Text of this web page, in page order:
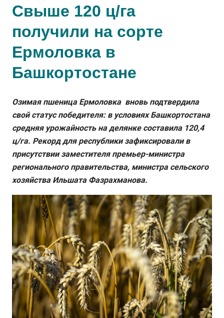
Свыше 120 ц/га
получили на сорте
Ермоловка в
Башкортостане
Озимая пшеница Ермоловка вновь подтвердила
свой статус победителя: в условиях Башкортостана
средняя урожайность на делянке составила 120,4
ц/га. Рекорд для республики зафиксировали в
присутствии заместителя премьер-министра
регионального правительства, министра сельского
хозяйства Ильшата Фазрахманова.